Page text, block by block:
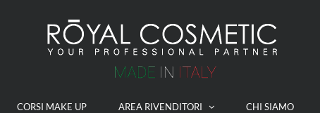
CORSI MAKE UP AREA RIVENDITORI CHI SIAMO